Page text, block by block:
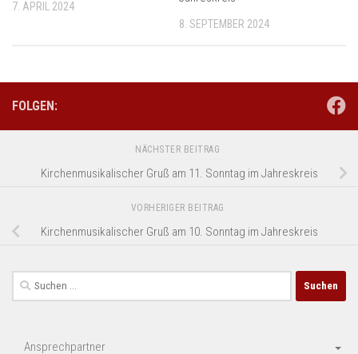
7. APRIL 2024
8. SEPTEMBER 2024
FOLGEN:
NÄCHSTER BEITRAG
Kirchenmusikalischer Gruß am 11. Sonntag im Jahreskreis
VORHERIGER BEITRAG
Kirchenmusikalischer Gruß am 10. Sonntag im Jahreskreis
Suchen
nach:
Ansprechpartner